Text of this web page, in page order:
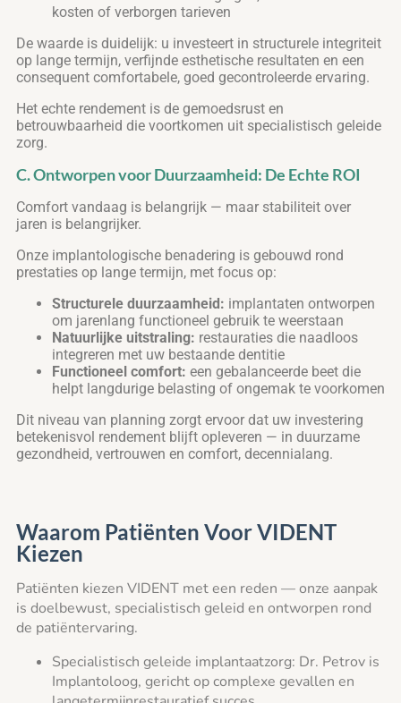
kosten of verborgen tarieven
De waarde is duidelijk: u investeert in structurele integriteit
op lange termijn, verfijnde esthetische resultaten en een
consequent comfortabele, goed gecontroleerde ervaring.
Het echte rendement is de gemoedsrust en
betrouwbaarheid die voortkomen uit specialistisch geleide
zorg.
C. Ontworpen voor Duurzaamheid: De Echte ROI
Comfort vandaag is belangrijk — maar stabiliteit over
jaren is belangrijker.
Onze implantologische benadering is gebouwd rond
prestaties op lange termijn, met focus op:
Structurele duurzaamheid: implantaten ontworpen
om jarenlang functioneel gebruik te weerstaan
Natuurlijke uitstraling: restauraties die naadloos
integreren met uw bestaande dentitie
Functioneel comfort: een gebalanceerde beet die
helpt langdurige belasting of ongemak te voorkomen
Dit niveau van planning zorgt ervoor dat uw investering
betekenisvol rendement blijft opleveren — in duurzame
gezondheid, vertrouwen en comfort, decennialang.
Waarom Patiënten Voor VIDENT
Kiezen
Patiënten kiezen VIDENT met een reden — onze aanpak
is doelbewust, specialistisch geleid en ontworpen rond
de patiëntervaring.
Specialistisch geleide implantaatzorg: Dr. Petrov is
Implantoloog, gericht op complexe gevallen en